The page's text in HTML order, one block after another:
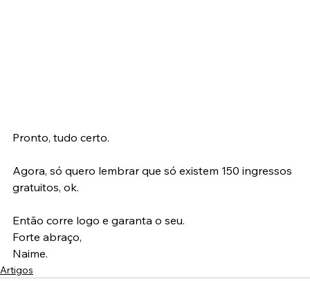
Pronto, tudo certo.
Agora, só quero lembrar que só existem 150 ingressos
gratuitos, ok.
Então corre logo e garanta o seu.
Forte abraço,
Naime.
Artigos